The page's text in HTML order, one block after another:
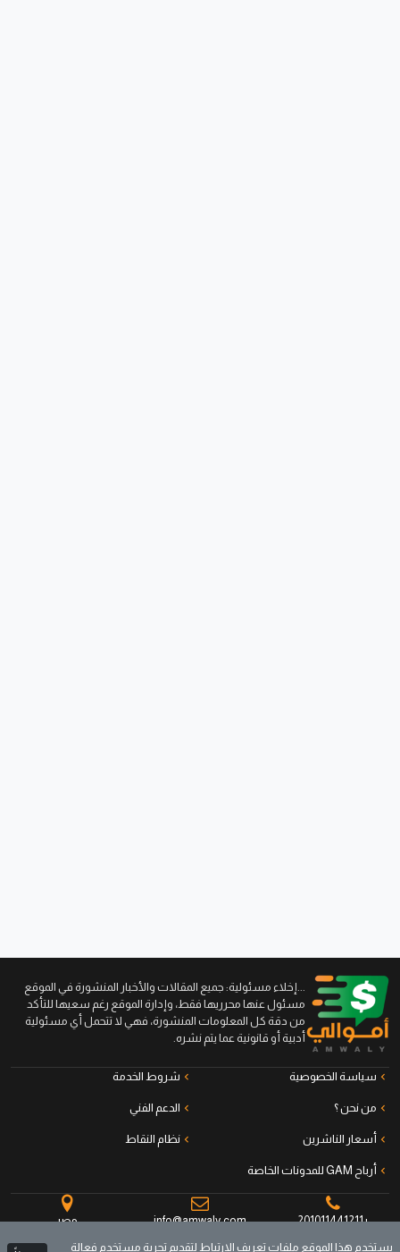
...إخلاء مسئولية: جميع المقالات والأخبار المنشورة في الموقع
مسئول عنها محرريها فقط، وإدارة الموقع رغم سعيها للتأكد
من دقة كل المعلومات المنشورة، فهي لا تتحمل أي مسئولية
أدبية أو قانونية عما يتم نشره.
سياسة الخصوصية شروط الخدمة
من نحن ؟ الدعم الفني
أسعار الناشرين نظام النقاط
أرباح GAM للمدونات الخاصة
+201011441211
info@amwaly.com
مصر
يستخدم هذا الموقع ملفات تعريف الارتباط لتقديم تجربة مستخدم فعالة